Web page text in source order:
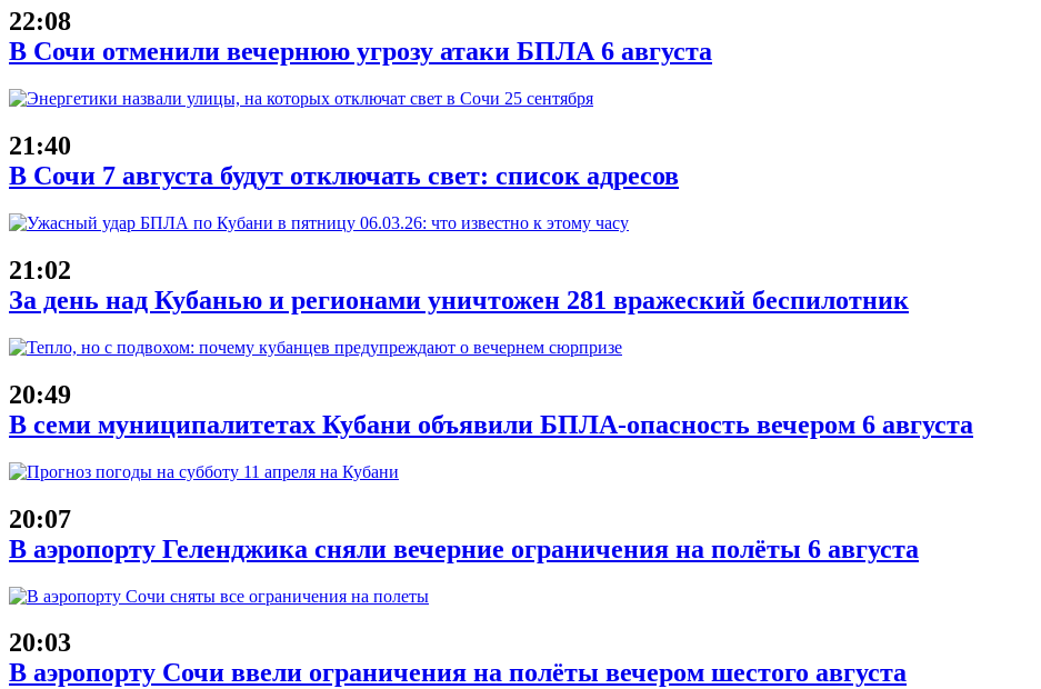
22:08
В Сочи отменили вечернюю угрозу атаки БПЛА 6 августа
21:40
В Сочи 7 августа будут отключать свет: список адресов
21:02
За день над Кубанью и регионами уничтожен 281 вражеский беспилотник
20:49
В семи муниципалитетах Кубани объявили БПЛА-опасность вечером 6 августа
20:07
В аэропорту Геленджика сняли вечерние ограничения на полёты 6 августа
20:03
В аэропорту Сочи ввели ограничения на полёты вечером шестого августа